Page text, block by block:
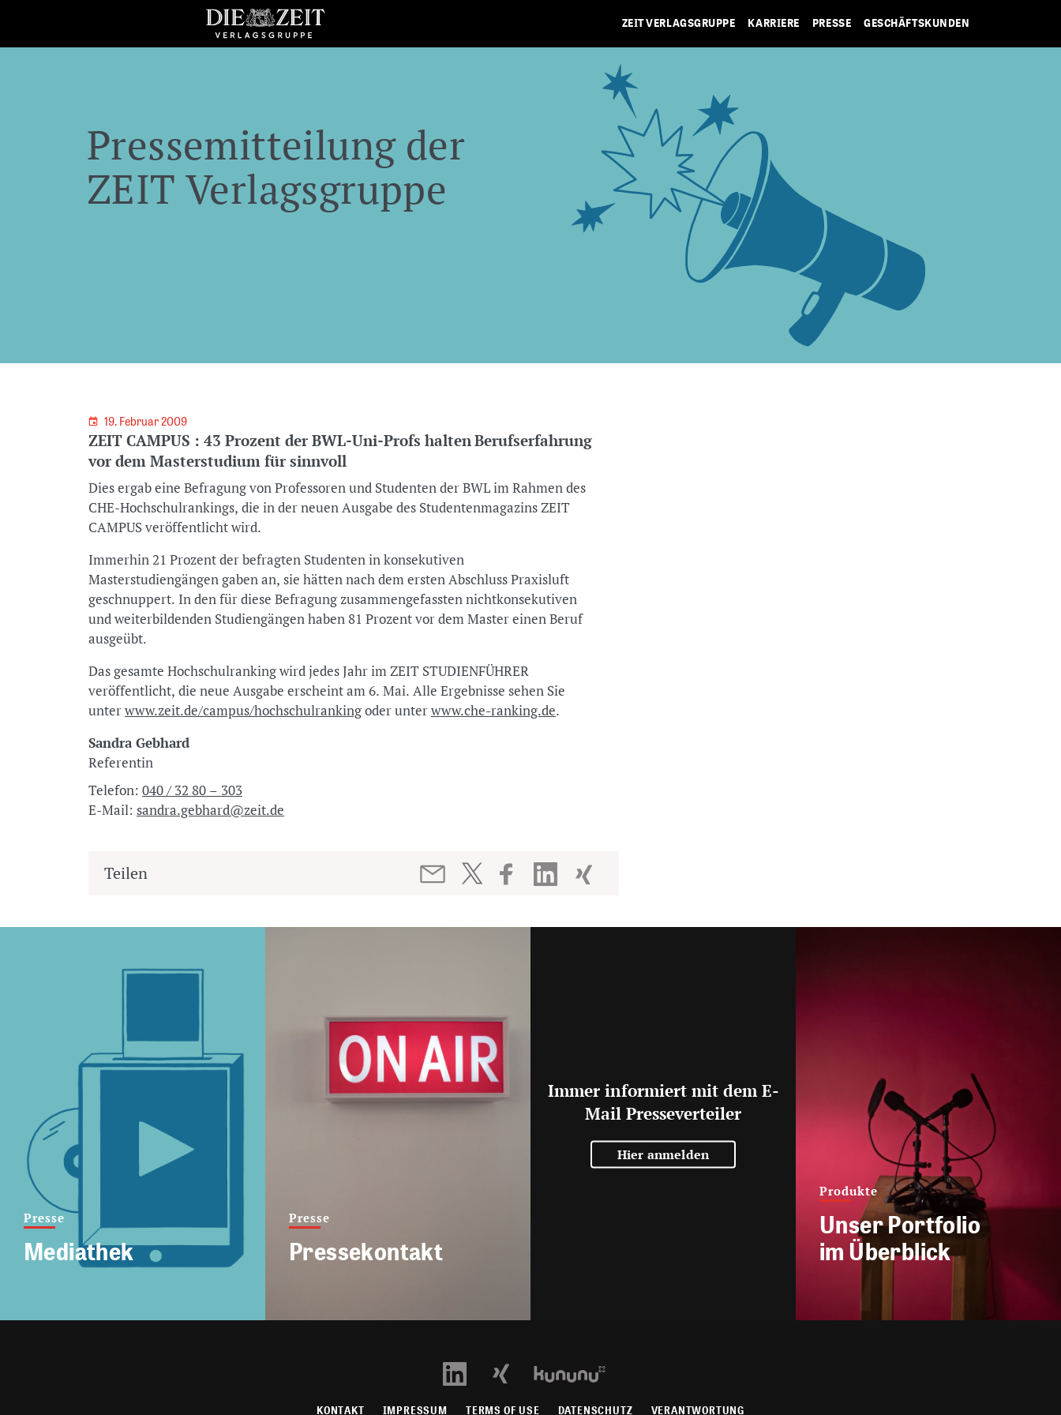
ZEIT VERLAGSGRUPPE KARRIERE PRESSE GESCHÄFTSKUNDEN
Pressemitteilung der
ZEIT Verlagsgruppe
19. Februar 2009
ZEIT CAMPUS : 43 Prozent der BWL-Uni-Profs halten Berufserfahrung
vor dem Masterstudium für sinnvoll
Dies ergab eine Befragung von Professoren und Studenten der BWL im Rahmen des
CHE-Hochschulrankings, die in der neuen Ausgabe des Studentenmagazins ZEIT
CAMPUS veröffentlicht wird.
Immerhin 21 Prozent der befragten Studenten in konsekutiven
Masterstudiengängen gaben an, sie hätten nach dem ersten Abschluss Praxisluft
geschnuppert. In den für diese Befragung zusammengefassten nichtkonsekutiven
und weiterbildenden Studiengängen haben 81 Prozent vor dem Master einen Beruf
ausgeübt.
Das gesamte Hochschulranking wird jedes Jahr im ZEIT STUDIENFÜHRER
veröffentlicht, die neue Ausgabe erscheint am 6. Mai. Alle Ergebnisse sehen Sie
unterwww.zeit.de/campus/hochschulrankingoder unterwww.che-ranking.de.
Sandra Gebhard
Referentin
Telefon: 040 / 32 80 – 303
E-Mail: sandra.gebhard@zeit.de
Teilen
Presse
Mediathek
Presse
Pressekontakt
Immer informiert mit dem E-
Mail Presseverteiler
Hier anmelden
Produkte
Unser Portfolio
im Überblick
KONTAKT IMPRESSUM TERMS OF USE DATENSCHUTZ VERANTWORTUNG